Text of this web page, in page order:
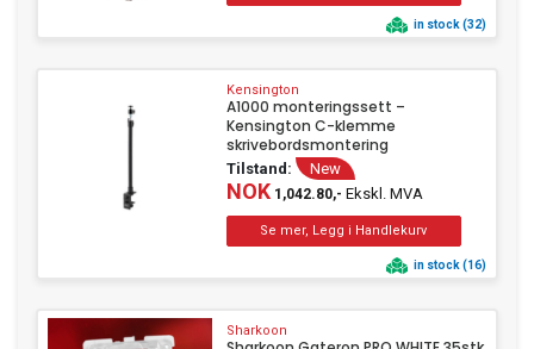
in stock (32)
Kensington
A1000 monteringssett –
Kensington C-klemme
skrivebordsmontering
Tilstand: New
NOK1,042.80,- Ekskl. MVA
in stock (16)
Sharkoon